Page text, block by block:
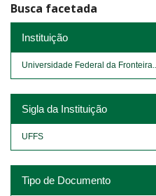
Busca facetada
Instituição
Universidade Federal da Fronteira...
Sigla da Instituição
UFFS
Tipo de Documento